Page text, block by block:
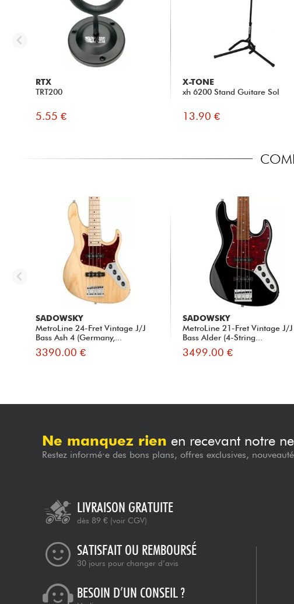
RTX
TRT200
5.55 €
X-TONE
xh 6200 Stand Guitare Sol
13.90 €
SADOWSKY
MetroLine 24-Fret Vintage J/J
Bass Ash 4 (Germany,...
3390.00 €
SADOWSKY
MetroLine 21-Fret Vintage J/J
Bass Alder (4-String...
3499.00 €
Ne manquez rien en recevant notre
Restez informé·e des bons plans, offres exclusives,
LIVRAISON GRATUITE
dès 89 € (voir CGV)
SATISFAIT OU REMBOURSÉ
30 jours pour changer d’avis
BESOIN D’UN CONSEIL ?